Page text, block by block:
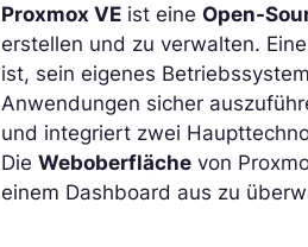
Proxmox VE ist eineOpen-
erstellen und zu verwalten.
ist, sein eigenes
Anwendungen sicher
und integriert zwei
DieWeboberfläche von
einem Dashboard aus zu